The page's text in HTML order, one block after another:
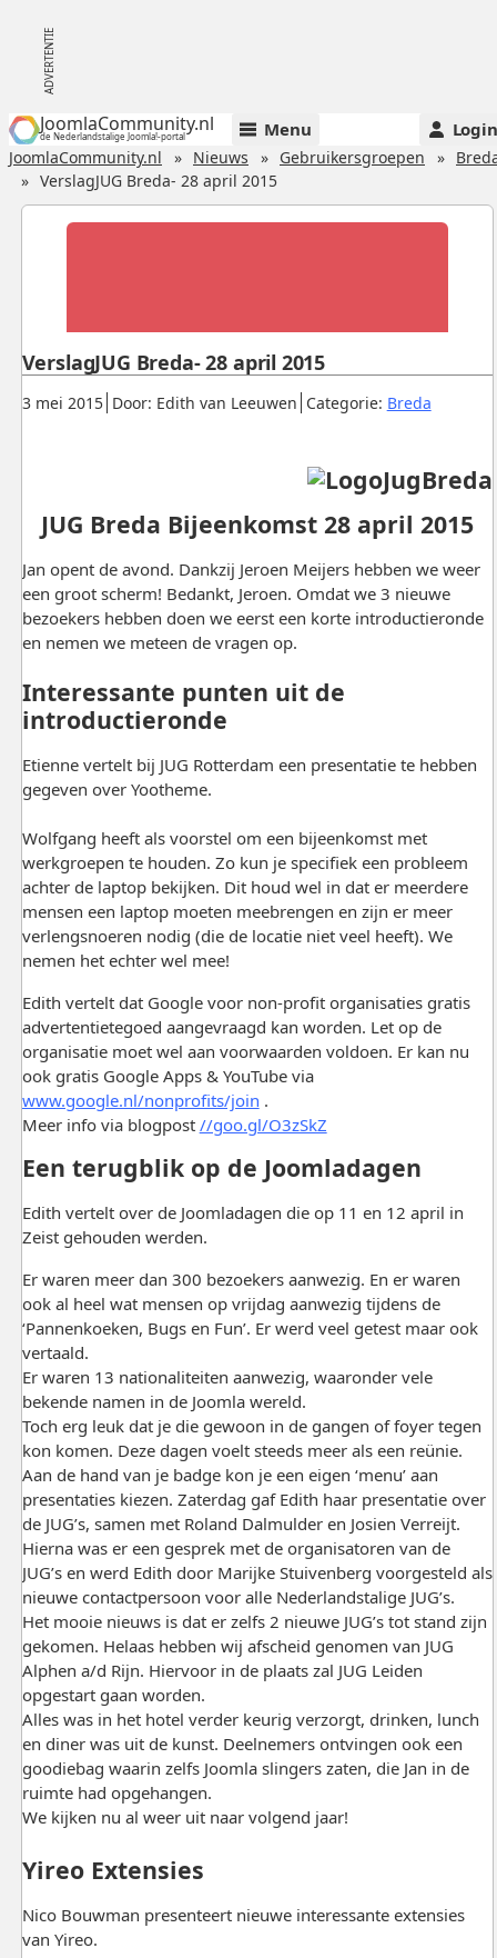
JoomlaCommunity.nl
de Nederlandstalige Joomla!-portal Menu Login
JoomlaCommunity.nl Nieuws Gebruikersgroepen
VerslagJUG Breda- 28 april 2015
Gepubliceerd:
3 mei 2015. Door: Edith van Leeuwen. Categorie: Breda.
VerslagJUG Breda- 28 april 2015
JUG Breda Bijeenkomst 28 april 2015
Jan opent de avond. Dankzij Jeroen Meijers hebben we weer
een groot scherm! Bedankt, Jeroen. Omdat we 3 nieuwe
bezoekers hebben doen we eerst een korte introductieronde
en nemen we meteen de vragen op.
Interessante punten uit de
introductieronde
Etienne vertelt bij JUG Rotterdam een presentatie te hebben
gegeven over Yootheme.
Wolfgang heeft als voorstel om een bijeenkomst met
werkgroepen te houden. Zo kun je specifiek een probleem
achter de laptop bekijken. Dit houd wel in dat er meerdere
mensen een laptop moeten meebrengen en zijn er meer
verlengsnoeren nodig (die de locatie niet veel heeft). We
nemen het echter wel mee!
Edith vertelt dat Google voor non-profit organisaties gratis
advertentietegoed aangevraagd kan worden. Let op de
organisatie moet wel aan voorwaarden voldoen. Er kan nu
ook gratis Google Apps & YouTube via
www.google.nl/nonprofits/join .
Meer info via blogpost //goo.gl/O3zSkZ
Een terugblik op de Joomladagen
Edith vertelt over de Joomladagen die op 11 en 12 april in
Zeist gehouden werden.
Er waren meer dan 300 bezoekers aanwezig. En er waren
ook al heel wat mensen op vrijdag aanwezig tijdens de
‘Pannenkoeken, Bugs en Fun’. Er werd veel getest maar ook
vertaald.
Er waren 13 nationaliteiten aanwezig, waaronder vele
bekende namen in de Joomla wereld.
Toch erg leuk dat je die gewoon in de gangen of foyer tegen
kon komen. Deze dagen voelt steeds meer als een reünie.
Aan de hand van je badge kon je een eigen ‘menu’ aan
presentaties kiezen. Zaterdag gaf Edith haar presentatie over
de JUG’s, samen met Roland Dalmulder en Josien Verreijt.
Hierna was er een gesprek met de organisatoren van de
JUG’s en werd Edith door Marijke Stuivenberg voorgesteld als
nieuwe contactpersoon voor alle Nederlandstalige JUG’s.
Het mooie nieuws is dat er zelfs 2 nieuwe JUG’s tot stand zijn
gekomen. Helaas hebben wij afscheid genomen van JUG
Alphen a/d Rijn. Hiervoor in de plaats zal JUG Leiden
opgestart gaan worden.
Alles was in het hotel verder keurig verzorgt, drinken, lunch
en diner was uit de kunst. Deelnemers ontvingen ook een
goodiebag waarin zelfs Joomla slingers zaten, die Jan in de
ruimte had opgehangen.
We kijken nu al weer uit naar volgend jaar!
Yireo Extensies
Nico Bouwman presenteert nieuwe interessante extensies
van Yireo.